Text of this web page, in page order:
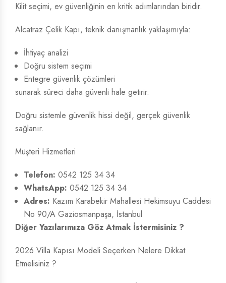
Kilit seçimi, ev güvenliğinin en kritik adımlarından biridir.
Alcatraz Çelik Kapı, teknik danışmanlık yaklaşımıyla:
İhtiyaç analizi
Doğru sistem seçimi
Entegre güvenlik çözümleri
sunarak süreci daha güvenli hale getirir.
Doğru sistemle güvenlik hissi değil, gerçek güvenlik
sağlanır.
Müşteri Hizmetleri
Telefon: 0542 125 34 34
WhatsApp: 0542 125 34 34
Adres: Kazım Karabekir Mahallesi Hekimsuyu Caddesi
No 90/A Gaziosmanpaşa, İstanbul
Diğer Yazılarımıza Göz Atmak İstermisiniz ?
2026 Villa Kapısı Modeli Seçerken Nelere Dikkat
Etmelisiniz ?